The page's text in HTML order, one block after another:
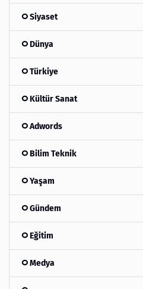
Siyaset
Dünya
Türkiye
Kültür Sanat
Adwords
Bilim Teknik
Yaşam
Gündem
Eğitim
Medya